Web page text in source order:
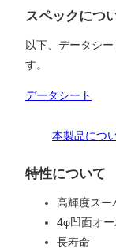
スペックにつ
以下、データシ
す。
データシート
本製品につ
特性について
高輝度スー
4φ凹面オ
長寿命